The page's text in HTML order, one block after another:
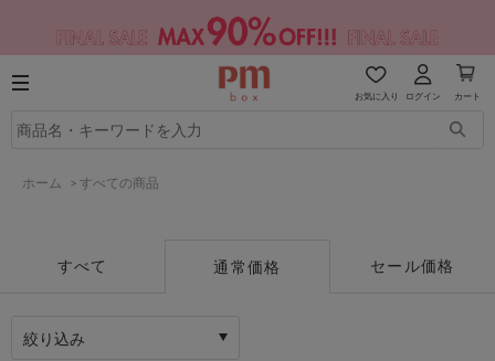
お気に入り ログイン カート
ホーム > すべての商品
すべて 通常価格 セール価格
絞り込み